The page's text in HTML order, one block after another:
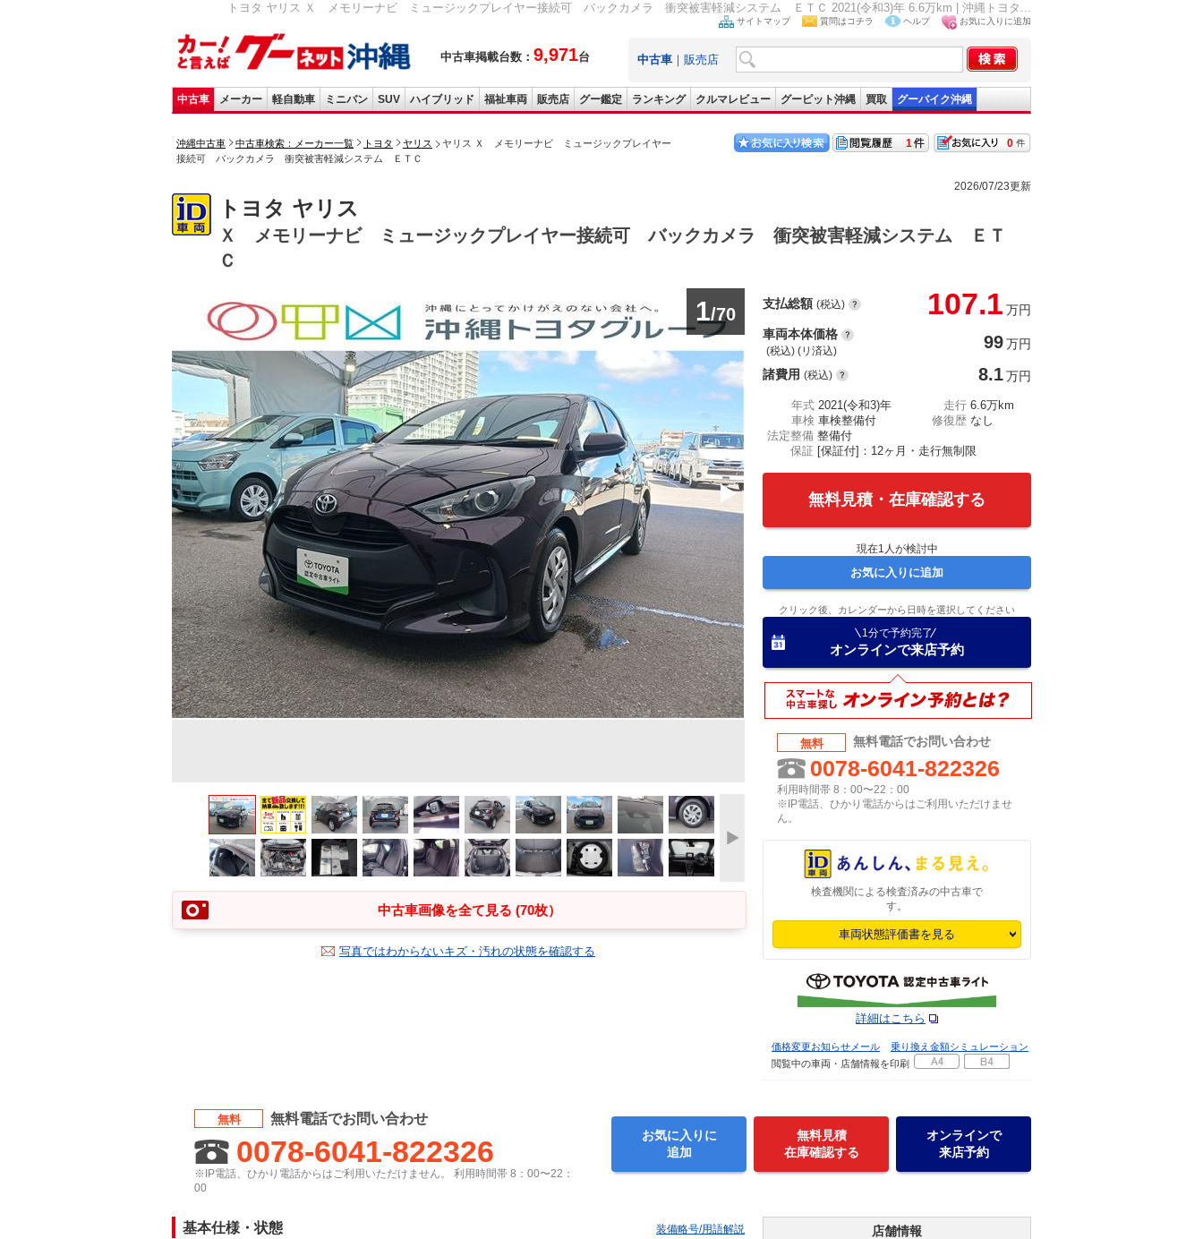
トヨタ ヤリス Ｘ メモリーナビ ミュージックプレイヤー接続可 バックカメラ 衝突被害軽減システム ＥＴＣ 2021(令和3)年 6.6万km | 沖縄トヨタ...
中古車掲載台数： 9,971台
サイトマップ 質問はコチラ ヘルプ お気に入りに追加
中古車 ｜ 販売店
中古車 メーカー 軽自動車 ミニバン SUV ハイブリッド 福祉車両 販売店 グー鑑定 ランキング クルマレビュー グーピット沖縄 買取 グーバイク沖縄
沖縄中古車 中古車検索：メーカー一覧 トヨタ ヤリス
ヤリス Ｘ メモリーナビ ミュージックプレイヤー
接続可 バックカメラ 衝突被害軽減システム ＥＴＣ
0
1
2026/07/23更新
トヨタ ヤリス
Ｘ メモリーナビ ミュージックプレイヤー接続可 バックカメラ 衝突被害軽減システム ＥＴ
Ｃ
1/70
中古車画像を全て見る (70枚）
写真ではわからないキズ・汚れの状態を確認する
支払総額 (税込) 107.1 万円
車両本体価格
(税込) (リ済込) 99万円
諸費用 (税込) 8.1万円
年式 2021(令和3)年 走行 6.6万km
車検 車検整備付 修復歴 なし
法定整備 整備付
保証 [保証付]：12ヶ月・走行無制限
無料見積・在庫確認する
現在1 人が検討中
お気に入りに追加
クリック後、カレンダーから日時を選択してください
1分で予約完了
オンラインで来店予約
無料 無料電話でお問い合わせ
0078-6041-822326
利用時間帯 8：00〜22：00
※IP電話、ひかり電話からはご利用いただけませ
ん。
検査機関による検査済みの中古車で
す。
車両状態評価書を見る
詳細はこちら
価格変更お知らせメール
乗り換え金額シミュレーション
閲覧中の車両・店舗情報を印刷
無料 無料電話でお問い合わせ
0078-6041-822326
※IP電話、ひかり電話からはご利用いただけません。 利用時間帯 8：00〜22：
00
お気に入りに
追加
無料見積
在庫確認する
オンラインで
来店予約
基本仕様・状態 装備略号/用語解説 店舗情報